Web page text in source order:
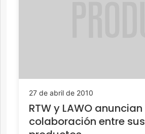
27 de abril de 2010
RTW y LAWO anuncian
colaboración entre sus